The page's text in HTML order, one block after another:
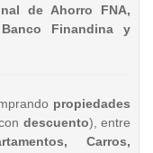
de Ahorro FNA,
Banco Finandina y
propiedades
descuento), entre
Carros,